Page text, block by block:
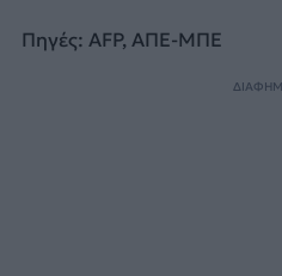
Πηγές: AFP, ΑΠΕ-ΜΠΕ